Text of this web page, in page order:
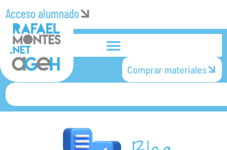
Acceso alumnado
Comprar materiales